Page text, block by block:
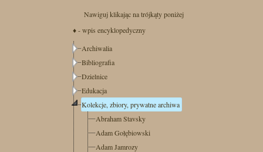
Nawiguj klikając na trójkąty poniżej
♦ - wpis encyklopedyczny
Archiwalia
Bibliografia
Dzielnice
Edukacja
Kolekcje, zbiory, prywatne archiwa
Abraham Stavsky
Adam Gołębiowski
Adam Jamrozy